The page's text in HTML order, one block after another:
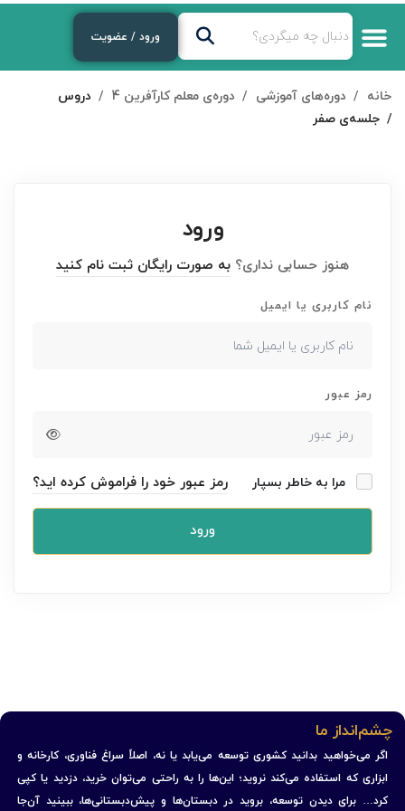
ورود / عضویت
خانه دوره‌های آموزشی دوره‌ی معلم کارآفرین 4
دروس
جلسه‌ی صفر
ورود
هنوز حسابی نداری؟ به صورت رایگان ثبت نام کنید
نام کاربری یا ایمیل
رمز عبور
مرا به خاطر بسپار رمز عبور خود را فراموش کرده اید؟
ورود
چشم‌انداز ما
اگر می‌خواهید بدانید کشوری توسعه می‌یابد یا نه، اصلاً سراغ فناوری، کارخانه و
ابزاری که استفاده می‌کند نروید؛ این‌ها را به راحتی می‌توان خرید، دزدید یا کپی
کرد… برای دیدن توسعه، بروید در دبستان‌ها و پیش‌دبستانی‌ها، ببینید آن‌جا